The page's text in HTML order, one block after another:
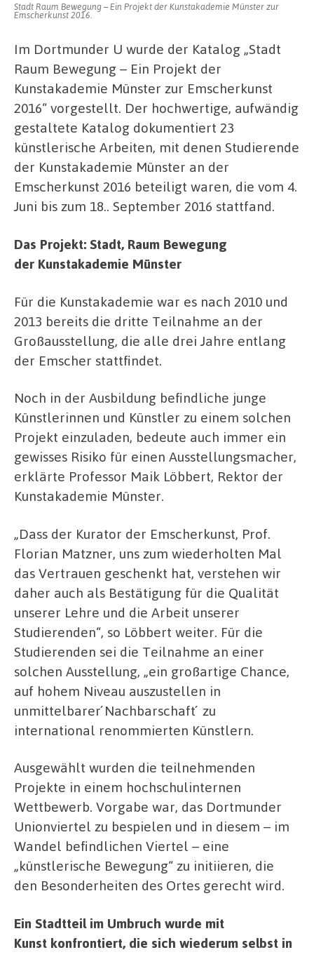
Stadt Raum Bewegung – Ein Projekt der Kunstakademie Münster zur
Emscherkunst 2016.
Im Dortmunder U wurde der Katalog „Stadt
Raum Bewegung – Ein Projekt der
Kunstakademie Münster zur Emscherkunst
2016“ vorgestellt. Der hochwertige, aufwändig
gestaltete Katalog dokumentiert 23
künstlerische Arbeiten, mit denen Studierende
der Kunstakademie Münster an der
Emscherkunst 2016 beteiligt waren, die vom 4.
Juni bis zum 18.. September 2016 stattfand.
Das Projekt: Stadt, Raum Bewegung
der Kunstakademie Münster
Für die Kunstakademie war es nach 2010 und
2013 bereits die dritte Teilnahme an der
Großausstellung, die alle drei Jahre entlang
der Emscher stattfindet.
Noch in der Ausbildung befindliche junge
Künstlerinnen und Künstler zu einem solchen
Projekt einzuladen, bedeute auch immer ein
gewisses Risiko für einen Ausstellungsmacher,
erklärte Professor Maik Löbbert, Rektor der
Kunstakademie Münster.
„Dass der Kurator der Emscherkunst, Prof.
Florian Matzner, uns zum wiederholten Mal
das Vertrauen geschenkt hat, verstehen wir
daher auch als Bestätigung für die Qualität
unserer Lehre und die Arbeit unserer
Studierenden“, so Löbbert weiter. Für die
Studierenden sei die Teilnahme an einer
solchen Ausstellung, „ein großartige Chance,
auf hohem Niveau auszustellen in
unmittelbarer ́Nachbarschaft ́ zu
international renommierten Künstlern.
Ausgewählt wurden die teilnehmenden
Projekte in einem hochschulinternen
Wettbewerb. Vorgabe war, das Dortmunder
Unionviertel zu bespielen und in diesem – im
Wandel befindlichen Viertel – eine
„künstlerische Bewegung“ zu initiieren, die
den Besonderheiten des Ortes gerecht wird.
Ein Stadtteil im Umbruch wurde mit
Kunst konfrontiert, die sich wiederum selbst in